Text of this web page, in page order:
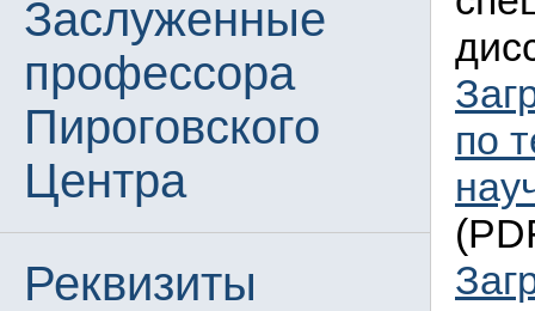
Заслуженные
профессора
Пироговского
Центра
Реквизиты
по